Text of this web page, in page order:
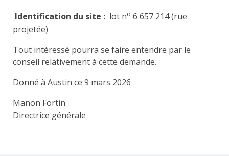
Identification du site : lot no 6 657 214 (rue
projetée)
Tout intéressé pourra se faire entendre par le
conseil relativement à cette demande.
Donné à Austin ce 9 mars 2026
Manon Fortin
Directrice générale